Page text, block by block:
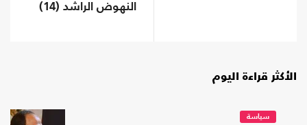
النهوض الراشد (14)
الأكثر قراءة اليوم
سياسة